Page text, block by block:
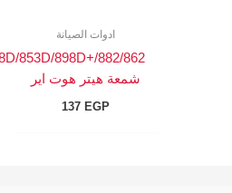
ادوات الصيانة
853D/898D+/882/862
شمعة هيتر هوت اير
137 EGP